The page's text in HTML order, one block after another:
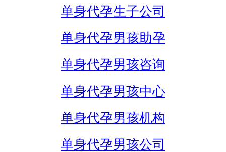
单身代孕生子公司
单身代孕男孩助孕
单身代孕男孩咨询
单身代孕男孩中心
单身代孕男孩机构
单身代孕男孩公司